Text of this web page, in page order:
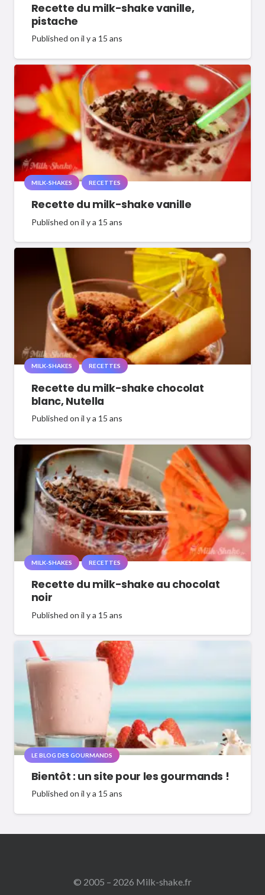
Recette du milk-shake vanille,
pistache
Published on il y a 15 ans
MILK-SHAKES RECETTES
Recette du milk-shake vanille
Published on il y a 15 ans
MILK-SHAKES RECETTES
Recette du milk-shake chocolat
blanc, Nutella
Published on il y a 15 ans
MILK-SHAKES RECETTES
Recette du milk-shake au chocolat
noir
Published on il y a 15 ans
LE BLOG DES GOURMANDS
Bientôt : un site pour les gourmands !
Published on il y a 15 ans
© 2005 – 2026 Milk-shake.fr